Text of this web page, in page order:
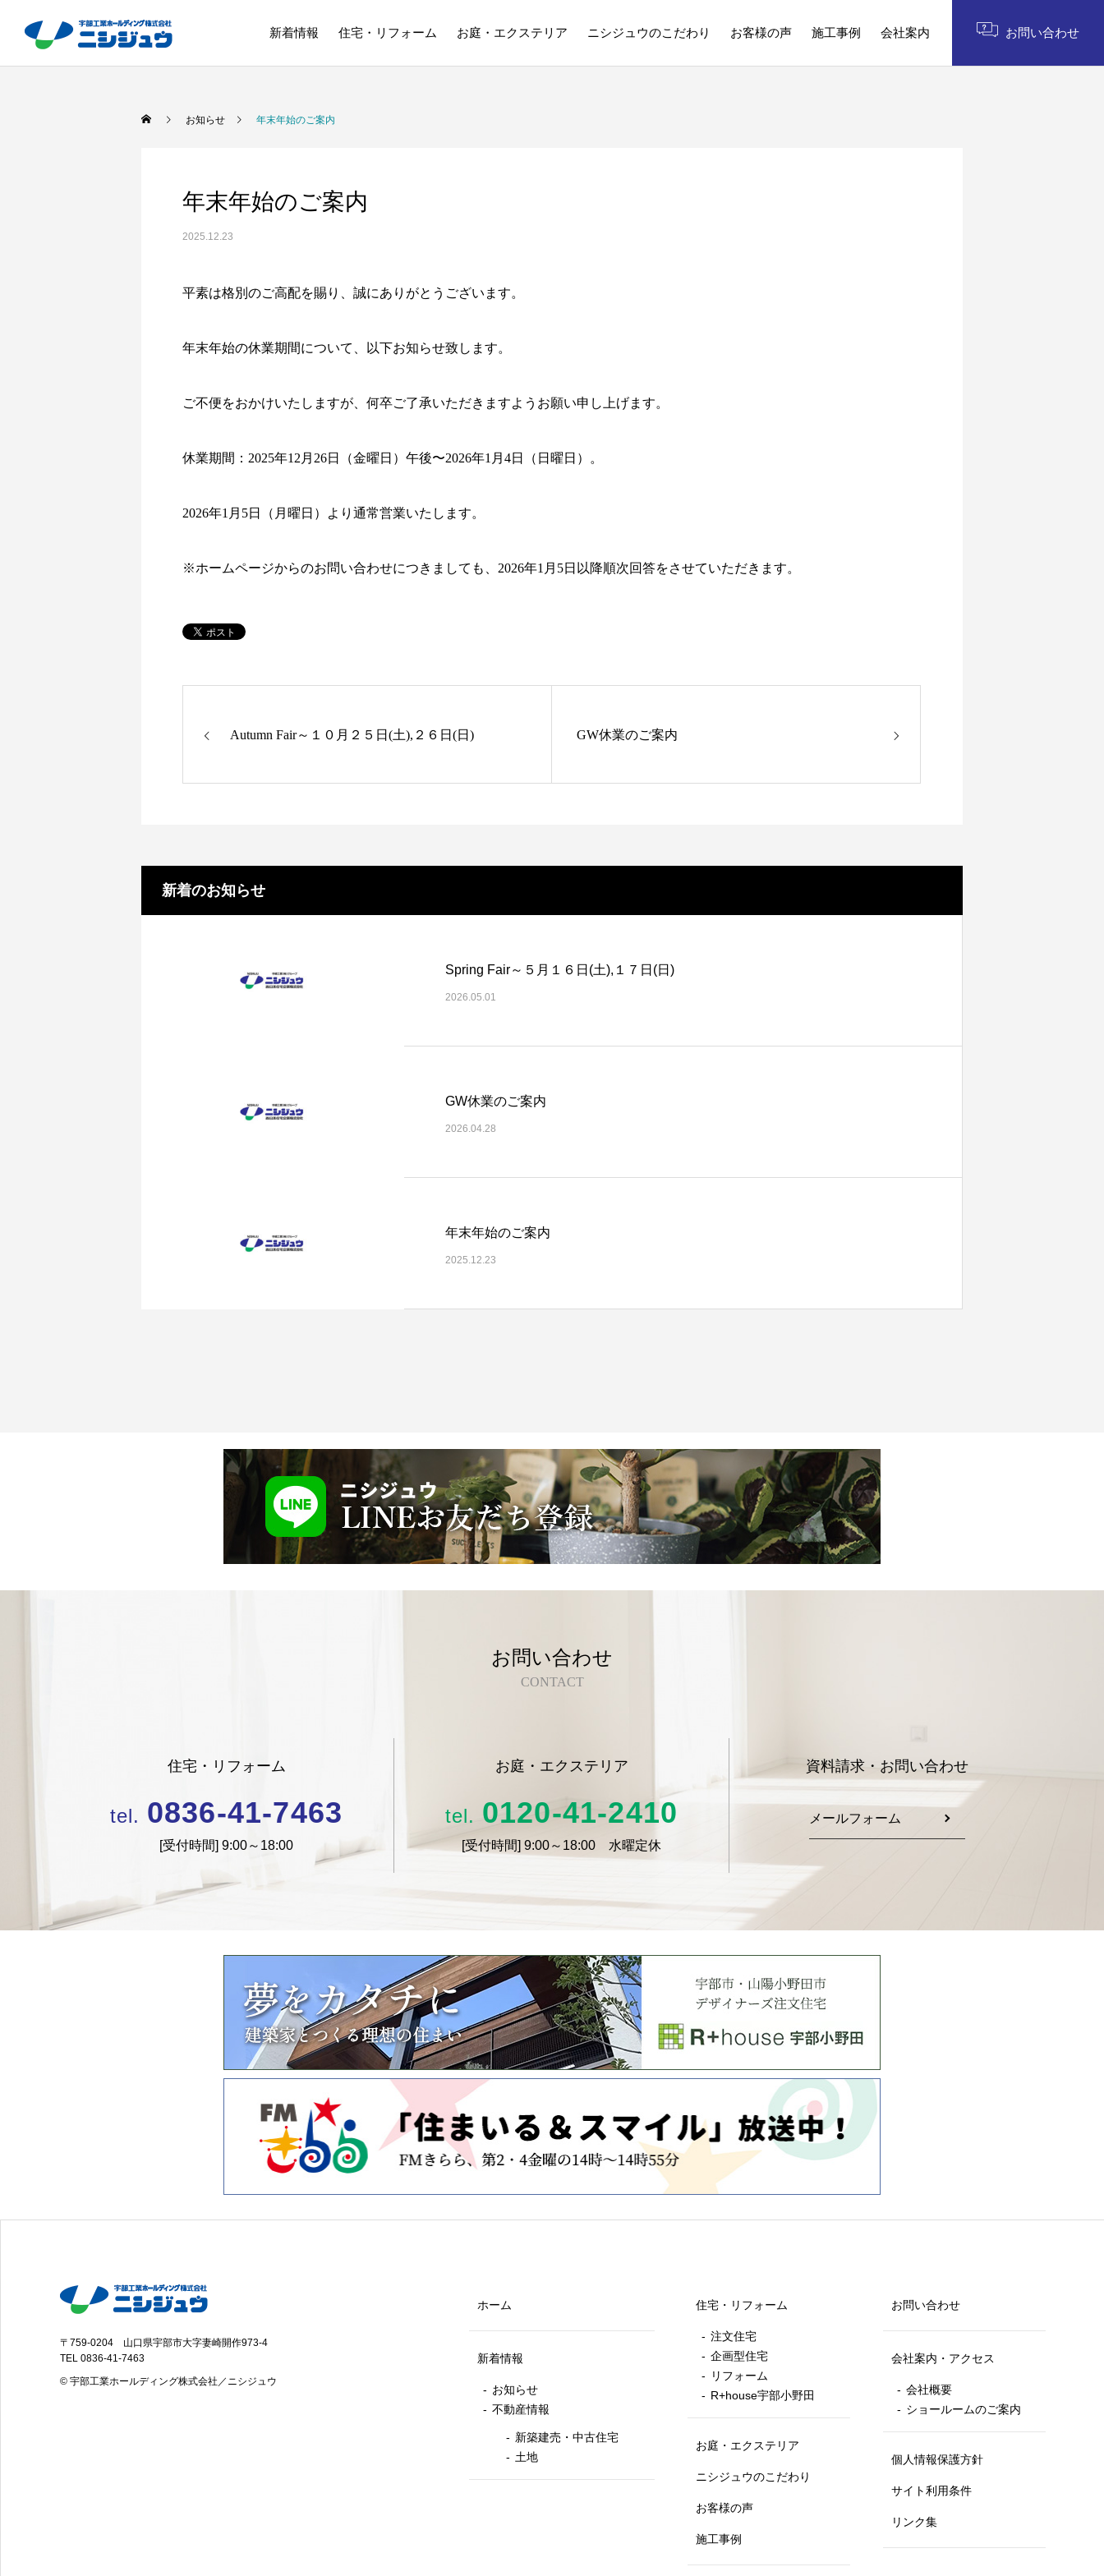
新着情報 住宅・リフォーム お庭・エクステリア ニシジュウのこだわり お客様の声 施工事例 会社案内 お問い合わせ
お知らせ 年末年始のご案内
年末年始のご案内
2025.12.23
平素は格別のご高配を賜り、誠にありがとうございます。
年末年始の休業期間について、以下お知らせ致します。
ご不便をおかけいたしますが、何卒ご了承いただきますようお願い申し上げます。
休業期間：2025年12月26日（金曜日）午後〜2026年1月4日（日曜日）。
2026年1月5日（月曜日）より通常営業いたします。
※ホームページからのお問い合わせにつきましても、2026年1月5日以降順次回答をさせていただきます。
Autumn Fair～１０月２５日(土),２６日(日) GW休業のご案内
新着のお知らせ
Spring Fair～５月１６日(土),１７日(日)
2026.05.01
GW休業のご案内
2026.04.28
年末年始のご案内
2025.12.23
お問い合わせ
CONTACT
住宅・リフォーム
tel. 0836-41-7463
[受付時間] 9:00～18:00
お庭・エクステリア
tel. 0120-41-2410
[受付時間] 9:00～18:00 水曜定休
資料請求・お問い合わせ
メールフォーム
〒759-0204 山口県宇部市大字妻崎開作973-4
TEL 0836-41-7463
© 宇部工業ホールディング株式会社／ニシジュウ
ホーム
新着情報
お知らせ
不動産情報
新築建売・中古住宅
土地
住宅・リフォーム
注文住宅
企画型住宅
リフォーム
R+house宇部小野田
お庭・エクステリア
ニシジュウのこだわり
お客様の声
施工事例
お問い合わせ
会社案内・アクセス
会社概要
ショールームのご案内
個人情報保護方針
サイト利用条件
リンク集